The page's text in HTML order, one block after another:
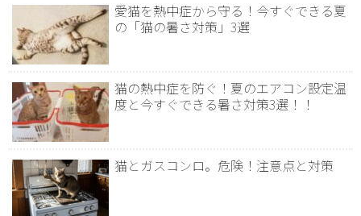
愛猫を熱中症から守る！今すぐできる夏
の「猫の暑さ対策」3選
猫の熱中症を防ぐ！夏のエアコン設定温
度と今すぐできる暑さ対策3選！！
猫とガスコンロ。危険！注意点と対策